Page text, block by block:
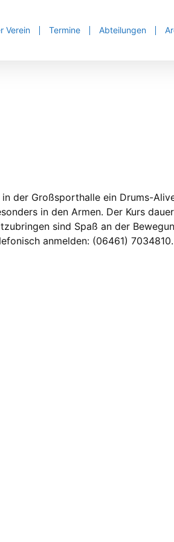
Verein Termine Abteilungen
der Großsporthalle ein Drums-
in den Armen. Der Kurs
sind Spaß an der
anmelden: (06461) 7034810.